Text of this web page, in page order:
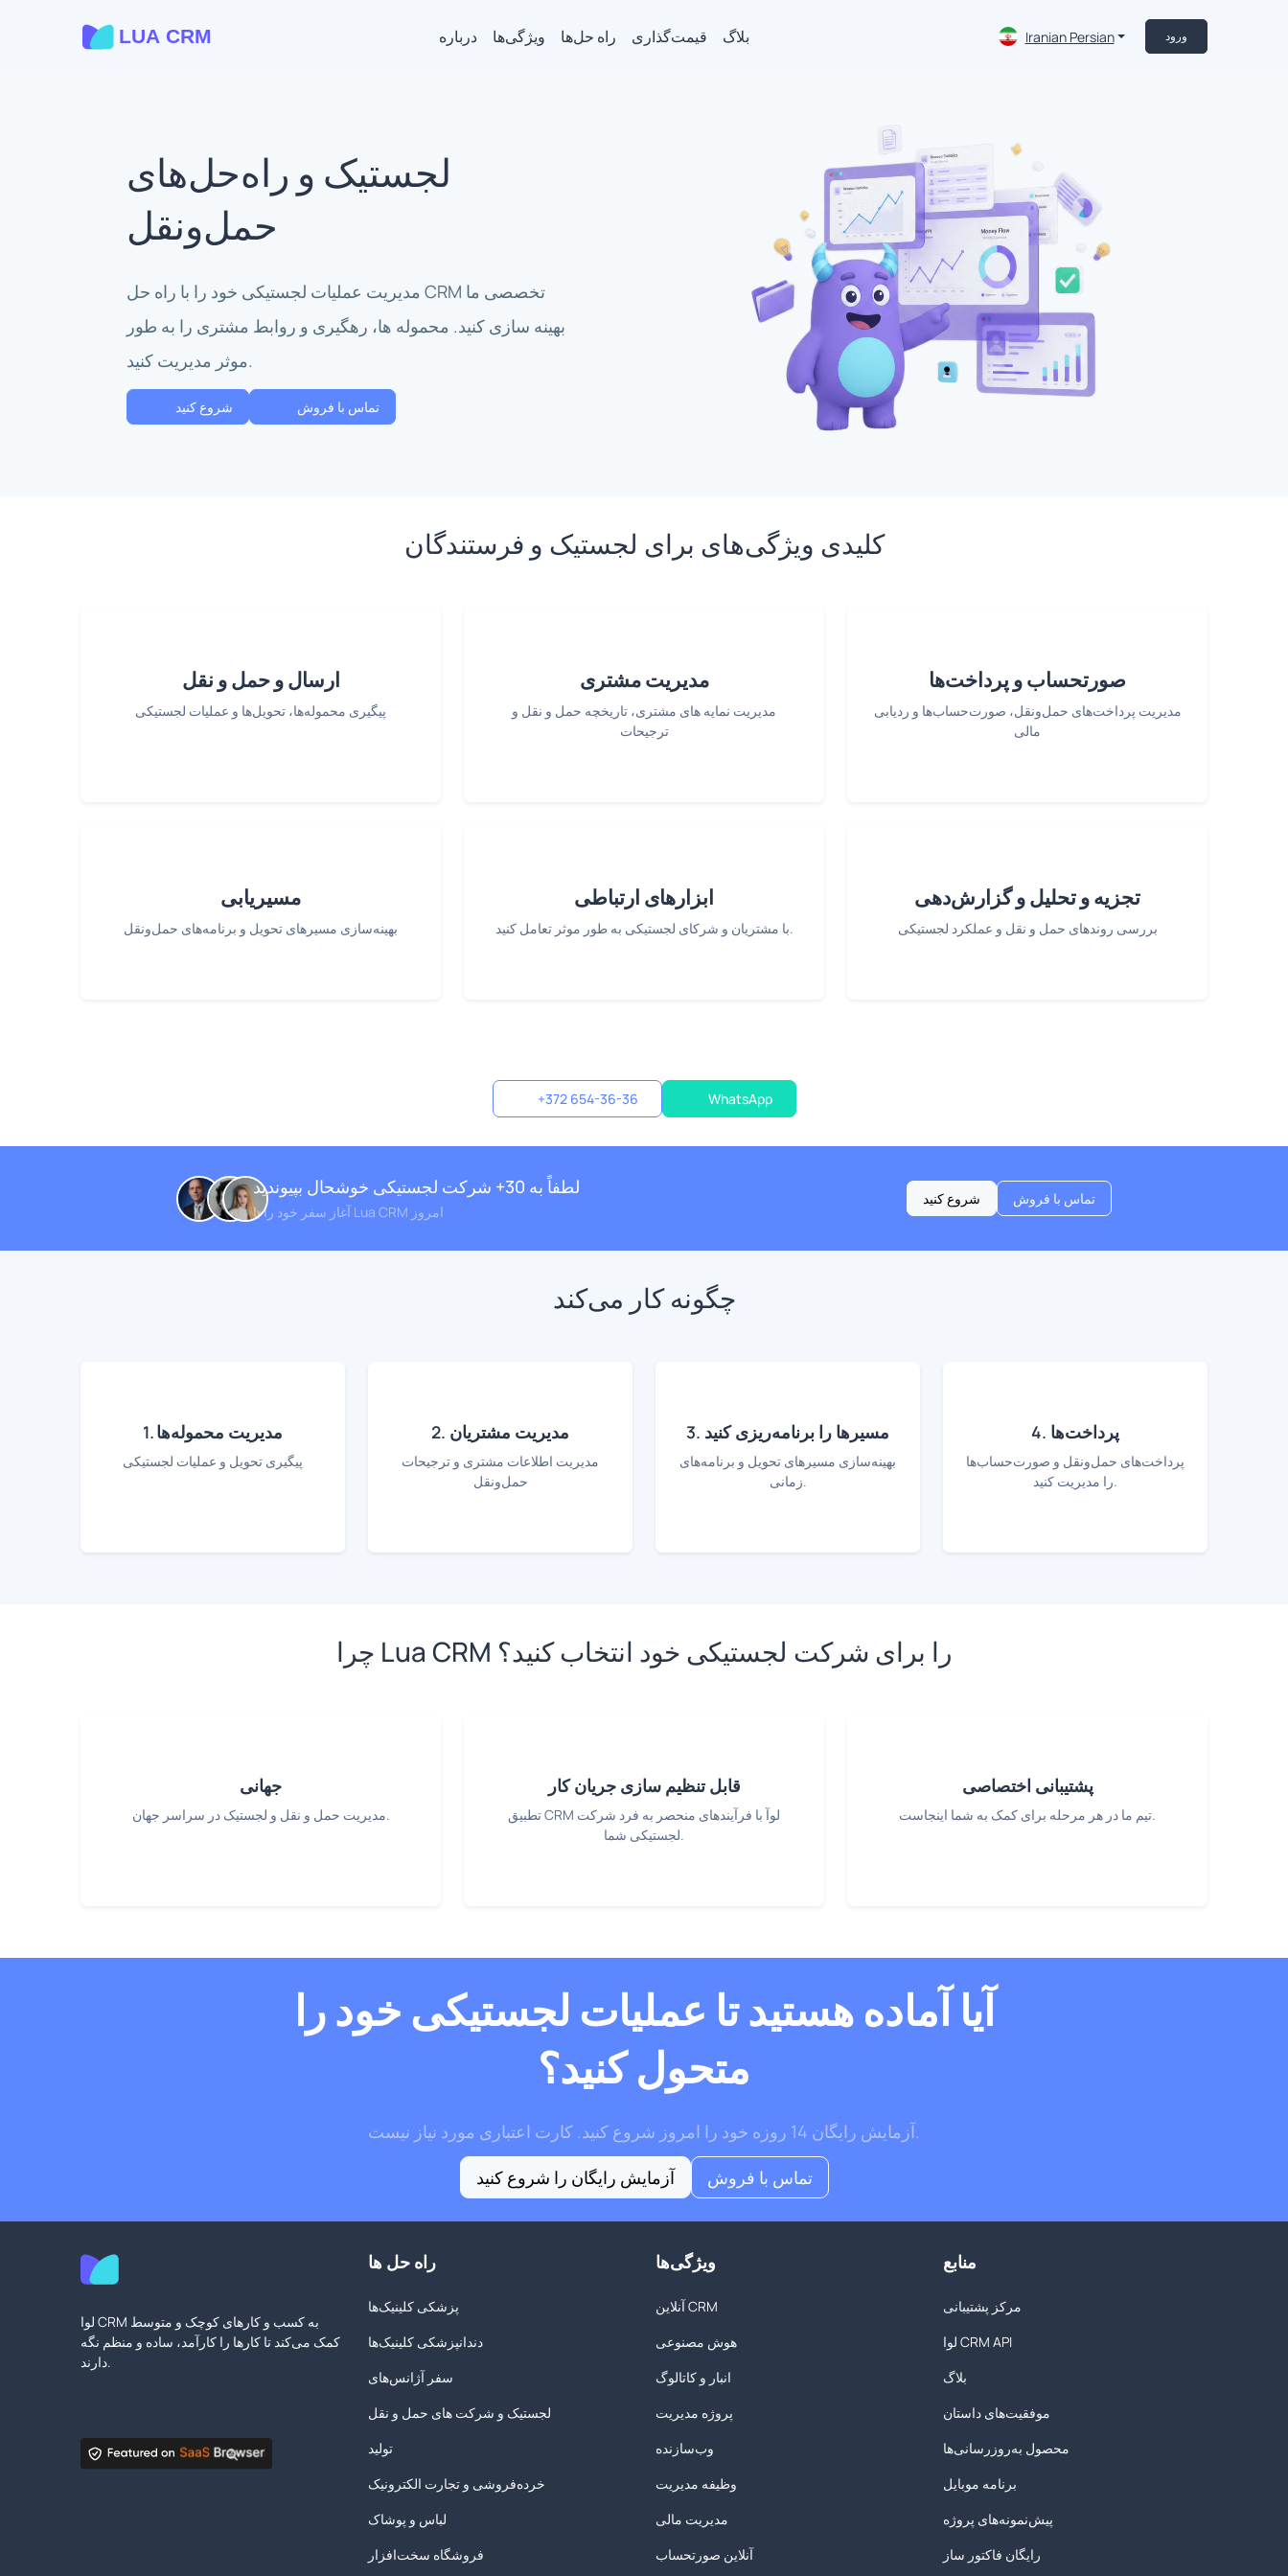
درباره ویژگی‌ها راه حل‌ها قیمت‌گذاری بلاگ Iranian Persian ورود
لجستیک و راه‌حل‌های
حمل‌ونقل
مدیریت عملیات لجستیکی خود را با راه حل CRM تخصصی ما
بهینه سازی کنید. محموله ها، رهگیری و روابط مشتری را به طور
موثر مدیریت کنید.
شروع کنید تماس با فروش
کلیدی ویژگی‌های برای لجستیک و فرستندگان
ارسال و حمل و نقل
پیگیری محموله‌ها، تحویل‌ها و عملیات لجستیکی
مدیریت مشتری
مدیریت نمایه های مشتری، تاریخچه حمل و نقل و
ترجیحات
صورتحساب و پرداخت‌ها
مدیریت پرداخت‌های حمل‌ونقل، صورت‌حساب‌ها و ردیابی
مالی
مسیریابی
بهینه‌سازی مسیرهای تحویل و برنامه‌های حمل‌ونقل
ابزارهای ارتباطی
با مشتریان و شرکای لجستیکی به طور موثر تعامل کنید.
تجزیه و تحلیل و گزارش‌دهی
بررسی روندهای حمل و نقل و عملکرد لجستیکی
+372 654-36-36 WhatsApp
لطفاً به 30+ شرکت لجستیکی خوشحال بپیوندید
آغاز سفر خود را با Lua CRM امروز
شروع کنید تماس با فروش
چگونه کار می‌کند
1. مدیریت محموله‌ها
پیگیری تحویل و عملیات لجستیکی
2. مدیریت مشتریان
مدیریت اطلاعات مشتری و ترجیحات
حمل‌ونقل
3. مسیرها را برنامه‌ریزی کنید
بهینه‌سازی مسیرهای تحویل و برنامه‌های
زمانی.
4. پرداخت‌ها
پرداخت‌های حمل‌ونقل و صورت‌حساب‌ها
را مدیریت کنید.
چرا Lua CRM را برای شرکت لجستیکی خود انتخاب کنید؟
جهانی
مدیریت حمل و نقل و لجستیک در سراسر جهان.
قابل تنظیم سازی جریان کار
تطبیق CRM لوآ با فرآیندهای منحصر به فرد شرکت
لجستیکی شما.
پشتیبانی اختصاصی
تیم ما در هر مرحله برای کمک به شما اینجاست.
آیا آماده هستید تا عملیات لجستیکی خود را
متحول کنید؟
آزمایش رایگان 14 روزه خود را امروز شروع کنید. کارت اعتباری مورد نیاز نیست.
آزمایش رایگان را شروع کنید
تماس با فروش
لوا CRM به کسب و کارهای کوچک و متوسط
کمک می‌کند تا کارها را کارآمد، ساده و منظم نگه
دارند.
راه حل ها
پزشکی کلینیک‌ها
دندانپزشکی کلینیک‌ها
سفر آژانس‌های
لجستیک و شرکت های حمل و نقل
تولید
خرده‌فروشی و تجارت الکترونیک
لباس و پوشاک
فروشگاه سخت‌افزار
ویژگی‌ها
آنلاین CRM
هوش مصنوعی
انبار و کاتالوگ
پروژه مدیریت
وب‌سازنده
وظیفه مدیریت
مدیریت مالی
آنلاین صورتحساب
منابع
مرکز پشتیبانی
لوا CRM API
بلاگ
موفقیت‌های داستان
محصول به‌روزرسانی‌ها
برنامه موبایل
پیش‌نمونه‌های پروژه
رایگان فاکتور ساز